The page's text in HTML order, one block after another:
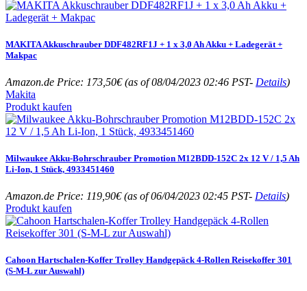
MAKITA Akkuschrauber DDF482RF1J + 1 x 3,0 Ah Akku + Ladegerät +
Makpac
Amazon.de Price: 173,50€(as of 08/04/2023 02:46 PST- Details)
Makita
Produkt kaufen
Milwaukee Akku-Bohrschrauber Promotion M12BDD-152C 2x 12 V / 1,5 Ah
Li-Ion, 1 Stück, 4933451460
Amazon.de Price: 119,90€(as of 06/04/2023 02:45 PST- Details)
Produkt kaufen
Cahoon Hartschalen-Koffer Trolley Handgepäck 4-Rollen Reisekoffer 301
(S-M-L zur Auswahl)